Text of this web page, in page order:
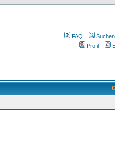
FAQ
Suchen
Profil